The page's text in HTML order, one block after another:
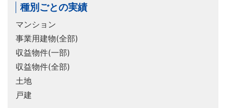
種別ごとの実績
マンション
事業用建物(全部)
収益物件(一部)
収益物件(全部)
土地
戸建